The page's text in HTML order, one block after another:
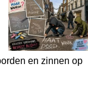
en zinnen op